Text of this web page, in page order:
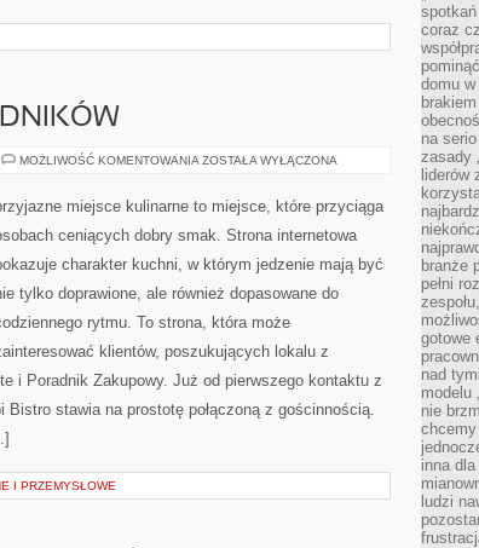
MOŻLIWOŚĆ KOMENTOWANIA DRUGIE
ZOSTAŁA WYŁĄCZONA
miejsce kulinarne to miejsce, które przyciąga
ceniących dobry smak. Strona internetowa
charakter kuchni, w którym jedzenie mają być
tylko doprawione, ale również dopasowane do
rytmu. To strona, która może
klientów, poszukujących lokalu z
i Poradnik Zakupowy. Już od pierwszego kontaktu z
stawia na prostotę połączoną z gościnnością.
I PRZEMYSŁOWE
coraz
domu
na
zasady
liderów
branże
pełni
gotowe
nad
modelu
nie
inna
ludzi